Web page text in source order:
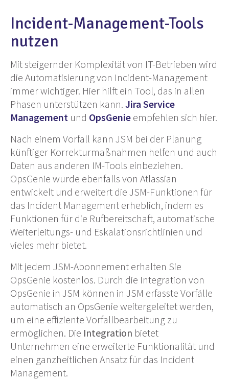
Incident-Management-Tools
nutzen
Mit steigernder Komplexität von IT-Betrieben wird
die Automatisierung von Incident-Management
immer wichtiger. Hier hilft ein Tool, das in allen
Phasen unterstützen kann. Jira Service
Management und OpsGenie empfehlen sich hier.
Nach einem Vorfall kann JSM bei der Planung
künftiger Korrekturmaßnahmen helfen und auch
Daten aus anderen IM-Tools einbeziehen.
OpsGenie wurde ebenfalls von Atlassian
entwickelt und erweitert die JSM-Funktionen für
das Incident Management erheblich, indem es
Funktionen für die Rufbereitschaft, automatische
Weiterleitungs- und Eskalationsrichtlinien und
vieles mehr bietet.
Mit jedem JSM-Abonnement erhalten Sie
OpsGenie kostenlos. Durch die Integration von
OpsGenie in JSM können in JSM erfasste Vorfälle
automatisch an OpsGenie weitergeleitet werden,
um eine effiziente Vorfallbearbeitung zu
ermöglichen. Die Integration bietet
Unternehmen eine erweiterte Funktionalität und
einen ganzheitlichen Ansatz für das Incident
Management.